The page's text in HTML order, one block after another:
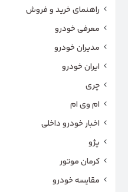
راهنمای خرید و فروش
معرفی خودرو
مدیران خودرو
ایران خودرو
چری
ام وی ام
اخبار خودرو داخلی
پژو
کرمان موتور
مقایسه خودرو